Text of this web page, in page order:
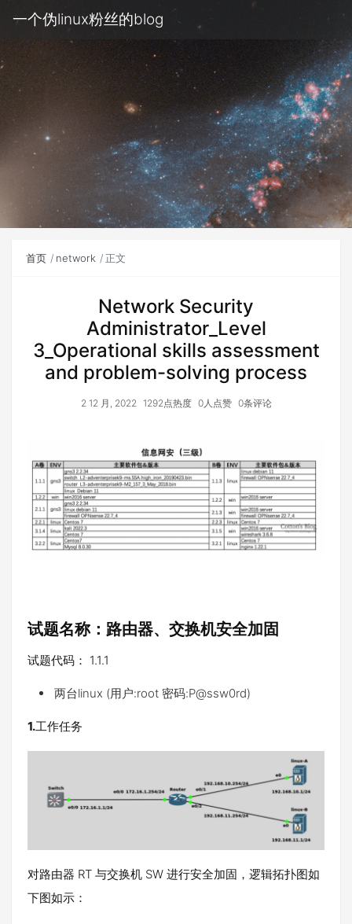
一个伪linux粉丝的blog
首页 network 正文
Network Security
Administrator_Level
3_Operational skills assessment
and problem-solving process
2 12 月, 2022 1292点热度 0人点赞 0条评论
试题名称：路由器、交换机安全加固
试题代码： 1.1.1
两台linux (用户:root 密码:P@ssw0rd)
1.工作任务
对路由器 RT 与交换机 SW 进行安全加固，逻辑拓扑图如
下图如示：